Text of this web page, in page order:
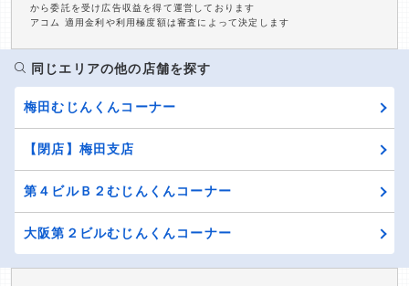
から委託を受け広告収益を得て運営しております
アコム 適用金利や利用極度額は審査によって決定します
同じエリアの他の店舗を探す
梅田むじんくんコーナー
【閉店】梅田支店
第４ビルＢ２むじんくんコーナー
大阪第２ビルむじんくんコーナー